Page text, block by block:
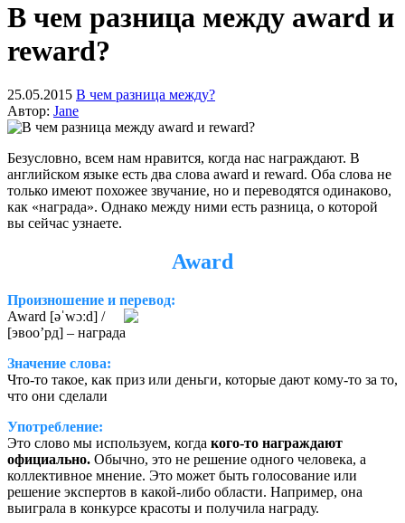
В чем разница между award и
reward?
25.05.2015 В чем разница между?
Автор: Jane
Безусловно, всем нам нравится, когда нас награждают. В
английском языке есть два слова award и reward. Оба слова не
только имеют похожее звучание, но и переводятся одинаково,
как «награда». Однако между ними есть разница, о которой
вы сейчас узнаете.
Award
Произношение и перевод:
Award [əˈwɔːd] /
[эвоо’рд] – награда
Значение слова:
Что-то такое, как приз или деньги, которые дают кому-то за то,
что они сделали
Употребление:
Это слово мы используем, когда кого-то награждают
официально. Обычно, это не решение одного человека, а
коллективное мнение. Это может быть голосование или
решение экспертов в какой-либо области. Например, она
выиграла в конкурсе красоты и получила награду.